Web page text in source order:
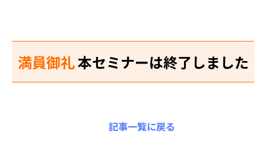
満員御礼本セミナーは終了しました
記事一覧に戻る